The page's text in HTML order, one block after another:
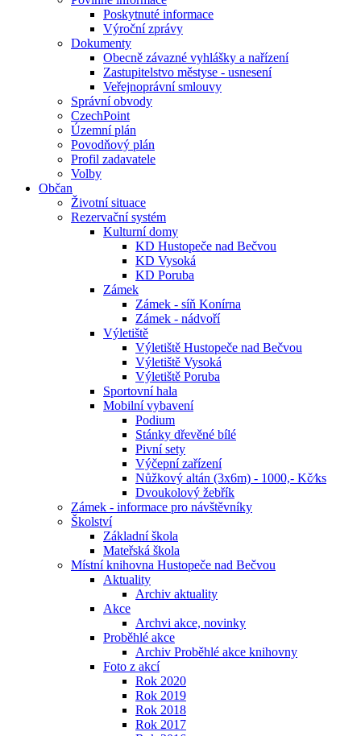
Poskytnuté informace
Výroční zprávy
Dokumenty
Obecně závazné vyhlášky a nařízení
Zastupitelstvo městyse - usnesení
Veřejnoprávní smlouvy
Správní obvody
CzechPoint
Územní plán
Povodňový plán
Profil zadavatele
Volby
Občan
Životní situace
Rezervační systém
Kulturní domy
KD Hustopeče nad Bečvou
KD Vysoká
KD Poruba
Zámek
Zámek - síň Konírna
Zámek - nádvoří
Výletiště
Výletiště Hustopeče nad Bečvou
Výletiště Vysoká
Výletiště Poruba
Sportovní hala
Mobilní vybavení
Podium
Stánky dřevěné bílé
Pivní sety
Výčepní zařízení
Nůžkový altán (3x6m) - 1000,- Kč⁄ks
Dvoukolový žebřík
Zámek - informace pro návštěvníky
Školství
Základní škola
Mateřská škola
Místní knihovna Hustopeče nad Bečvou
Aktuality
Archiv aktuality
Akce
Archvi akce, novinky
Proběhlé akce
Archiv Proběhlé akce knihovny
Foto z akcí
Rok 2020
Rok 2019
Rok 2018
Rok 2017